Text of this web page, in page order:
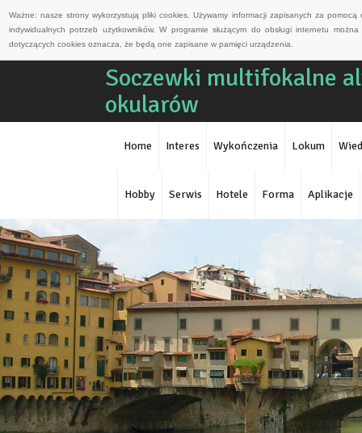
Ważne: nasze strony wykorzystują pliki cookies. Używamy informacji zapisanych za
indywidualnych potrzeb użytkowników. W programie służącym do obsługi internetu
dotyczących cookies oznacza, że będą one zapisane w pamięci urządzenia.
Soczewki multifokalne
okularów
Home Interes Wykończenia Lokum
Hobby Serwis Hotele Forma Aplikacje